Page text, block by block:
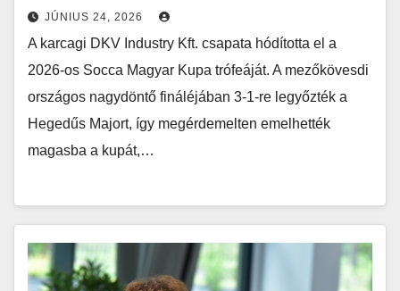
JÚNIUS 24, 2026
A karcagi DKV Industry Kft. csapata hódította el a
2026-os Socca Magyar Kupa trófeáját. A mezőkövesdi
országos nagydöntő fináléjában 3-1-re legyőzték a
Hegedűs Majort, így megérdemelten emelhették
magasba a kupát,…